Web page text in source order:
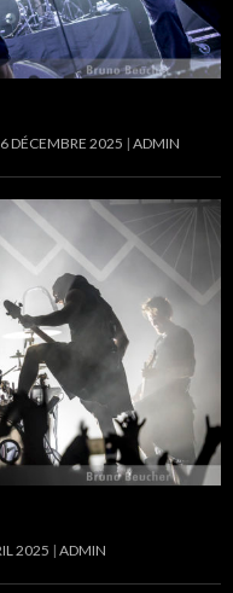
6 DÉCEMBRE 2025 ADMIN
2025 ADMIN